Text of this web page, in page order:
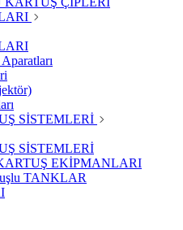
SİSTEMLERİ
SİSTEMLERİ
EKİPMANLARI
TANKLAR